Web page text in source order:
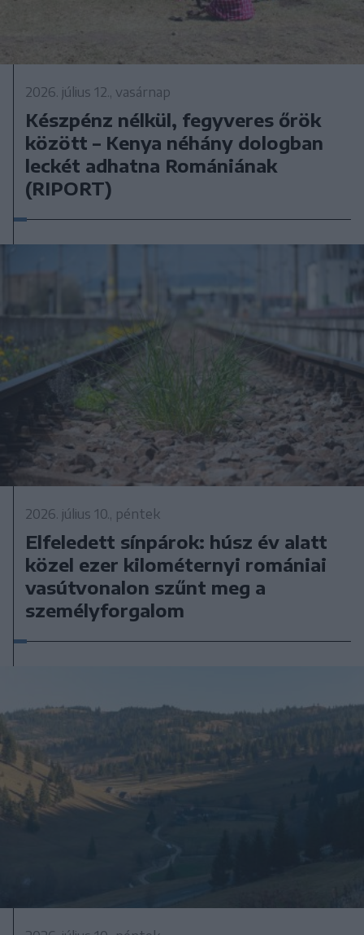
2026. július 12., vasárnap
Készpénz nélkül, fegyveres őrök
között – Kenya néhány dologban
leckét adhatna Romániának
(RIPORT)
2026. július 10., péntek
Elfeledett sínpárok: húsz év alatt
közel ezer kilométernyi romániai
vasútvonalon szűnt meg a
személyforgalom